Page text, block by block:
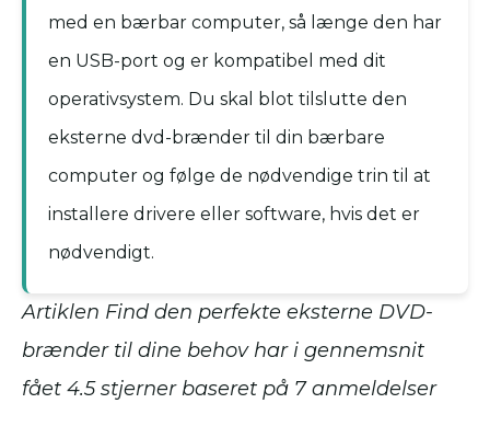
med en bærbar computer, så længe den har
en USB-port og er kompatibel med dit
operativsystem. Du skal blot tilslutte den
eksterne dvd-brænder til din bærbare
computer og følge de nødvendige trin til at
installere drivere eller software, hvis det er
nødvendigt.
Artiklen Find den perfekte eksterne DVD-
brænder til dine behov har i gennemsnit
fået 4.5stjerner baseret på 7anmeldelser